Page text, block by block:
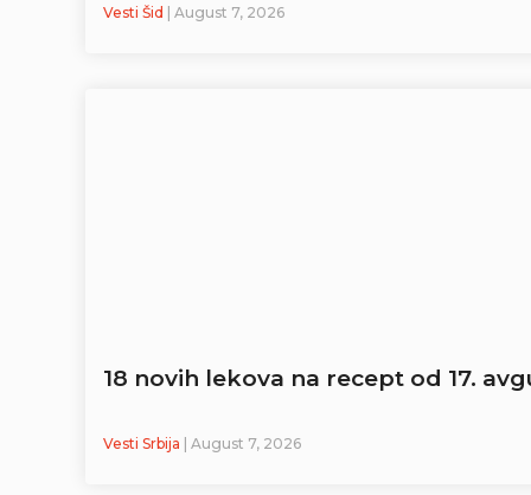
Vesti Šid | August 7, 2026
18 novih lekova na recept od 17.
Vesti Srbija | August 7, 2026